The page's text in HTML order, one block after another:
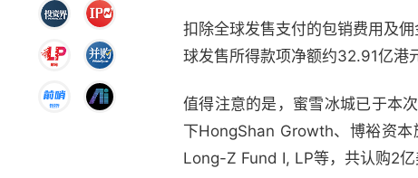
扣除全球发售支付的包销费用及
球发售所得款项净额约32.91亿港
值得注意的是，蜜雪冰城已于本
下HongShan Growth、博裕资
Long-Z Fund I, LP等，共认购2亿